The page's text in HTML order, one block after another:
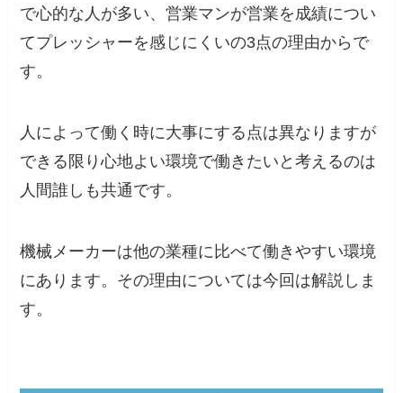
で心的な人が多い、営業マンが営業を成績につい
てプレッシャーを感じにくいの3点の理由からで
す。
人によって働く時に大事にする点は異なりますが
できる限り心地よい環境で働きたいと考えるのは
人間誰しも共通です。
機械メーカーは他の業種に比べて働きやすい環境
にあります。その理由については今回は解説しま
す。